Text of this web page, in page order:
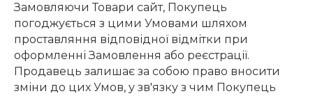
Замовляючи Товари сайт, Покупець
погоджується з цими Умовами шляхом
проставляння відповідної відмітки при
оформленні Замовлення або реєстрації.
Продавець залишає за собою право вносити
зміни до цих Умов, у зв'язку з чим Покупець